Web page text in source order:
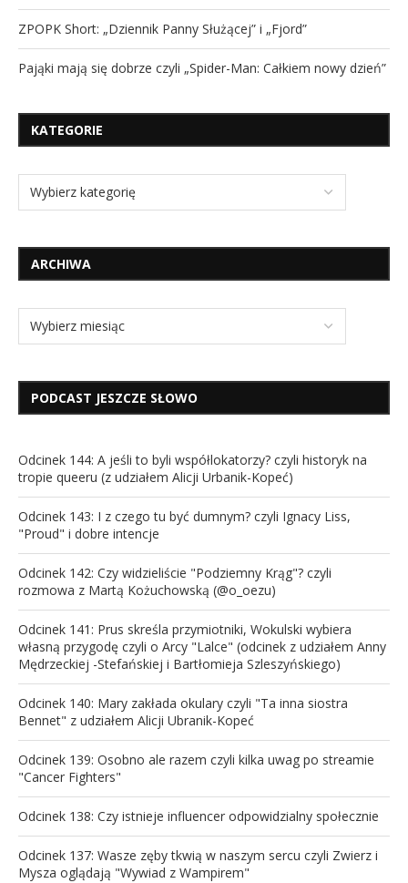
ZPOPK Short: „Dziennik Panny Służącej” i „Fjord”
Pająki mają się dobrze czyli „Spider-Man: Całkiem nowy dzień”
KATEGORIE
ARCHIWA
PODCAST JESZCZE SŁOWO
Odcinek 144: A jeśli to byli współlokatorzy? czyli historyk na
tropie queeru (z udziałem Alicji Urbanik-Kopeć)
Odcinek 143: I z czego tu być dumnym? czyli Ignacy Liss,
"Proud" i dobre intencje
Odcinek 142: Czy widzieliście "Podziemny Krąg"? czyli
rozmowa z Martą Kożuchowską (@o_oezu)
Odcinek 141: Prus skreśla przymiotniki, Wokulski wybiera
własną przygodę czyli o Arcy "Lalce" (odcinek z udziałem Anny
Mędrzeckiej -Stefańskiej i Bartłomieja Szleszyńskiego)
Odcinek 140: Mary zakłada okulary czyli "Ta inna siostra
Bennet" z udziałem Alicji Ubranik-Kopeć
Odcinek 139: Osobno ale razem czyli kilka uwag po streamie
"Cancer Fighters"
Odcinek 138: Czy istnieje influencer odpowidzialny społecznie
Odcinek 137: Wasze zęby tkwią w naszym sercu czyli Zwierz i
Mysza oglądają "Wywiad z Wampirem"